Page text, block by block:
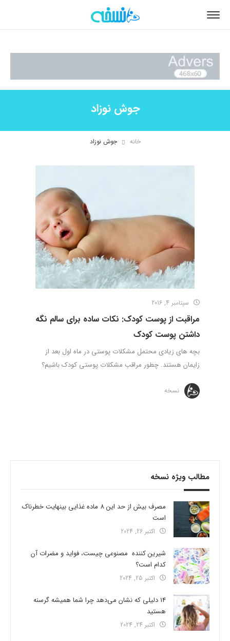
جوش نوزاد
خانه جوش نوزاد
سپتامبر 4, 2016
مراقبت از پوست کودک: نکات ساده برای سالم نگه
داشتن پوست کودک
بچه های زیادی محتمل مشکلات پوستی در ماه اول بعد از
زایمان هستند. چطور مراقب مشکلات پوستی کودک باشیم؟
نسخه
مطالب ویژه نسخه
مصرف بیش از حد این 8 ماده غذایی بینهایت خطرناک
است
اکتبر 26, 2024
شیرین کننده مصنوعی چیست، فواید و مضرات آن
کدام است؟
اکتبر 25, 2024
14 دلیلی که نشان می‌دهد چرا شما همیشه گرسنه
هستید
اکتبر 24, 2024